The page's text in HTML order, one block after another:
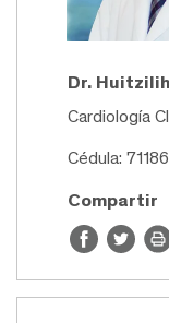
Dr.
Cardiología
Cédula:
Compartir